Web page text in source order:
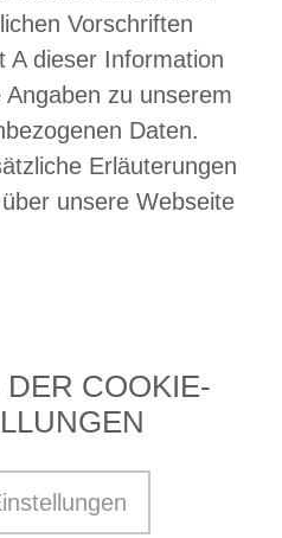
Vorschriften
A dieser Information
zu unserem
Daten.
Erläuterungen
unsere Webseite
COOKIE-